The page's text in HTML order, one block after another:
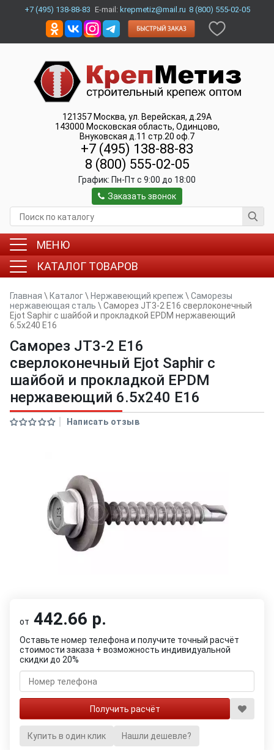
+7 (495) 138-88-83 E-mail: krepmetiz@mail.ru 8 (800) 555-02-05
121357 Москва, ул. Верейская, д.29А
143000 Московская область, Одинцово,
Внуковская д.11 стр.20 оф.7
+7 (495) 138-88-83
8 (800) 555-02-05
График: Пн-Пт c 9:00 до 18:00
Заказать звонок
МЕНЮ
КАТАЛОГ ТОВАРОВ
Главная \ Каталог\ Нержавеющий крепеж \ Саморезы
нержавеющая сталь \ Саморез JT3-2 E16 сверлоконечный
Ejot Saphir с шайбой и прокладкой EPDM нержавеющий
6.5x240 E16
Саморез JT3-2 E16
сверлоконечный Ejot Saphir с
шайбой и прокладкой EPDM
нержавеющий 6.5x240 E16
Написать отзыв
от 442.66 р.
Оставьте номер телефона и получите точный расчёт
стоимости заказа + возможность индивидуальной
скидки до 20%
Купить в один клик Нашли дешевле?